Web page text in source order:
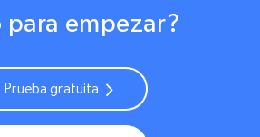
para empezar?
Prueba gratuita